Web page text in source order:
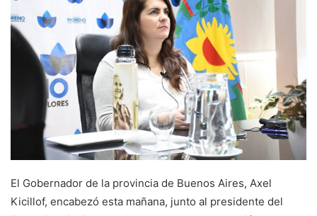
El Gobernador de la provincia de Buenos Aires, Axel
Kicillof, encabezó esta mañana, junto al presidente del